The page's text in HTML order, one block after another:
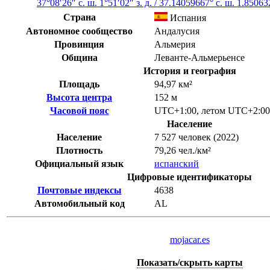
37°08′26″ с. ш. 1°51′02″ з. д. /37.14059667° с. ш.
Страна
Испания
Автономное сообщество
Андалусия
Провинция
Альмерия
Община
Леванте-Альмерьенсе
История и география
Площадь
94,97 км²
Высота центра
152 м
Часовой пояс
UTC+1:00, летом UTC+2:00
Население
Население
7 527 человек (2022)
Плотность
79,26 чел./км²
Официальный язык
испанский
Цифровые идентификаторы
Почтовые индексы
4638
Автомобильный код
AL
mojacar.es
Показать/скрыть карты